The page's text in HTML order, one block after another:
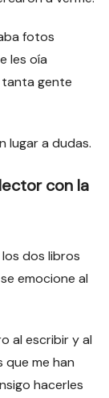
fotos
les oía
gente
lugar a dudas.
con la
dos libros
emocione al
al escribir y al
que me han
hacerles